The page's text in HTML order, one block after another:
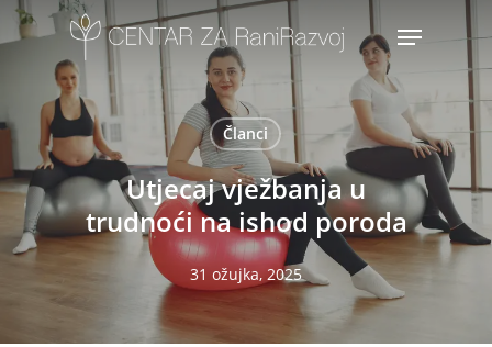
Skip
to
content
Menu
Članci
Utjecaj vježbanja u
trudnoći na ishod poroda
31 ožujka, 2025